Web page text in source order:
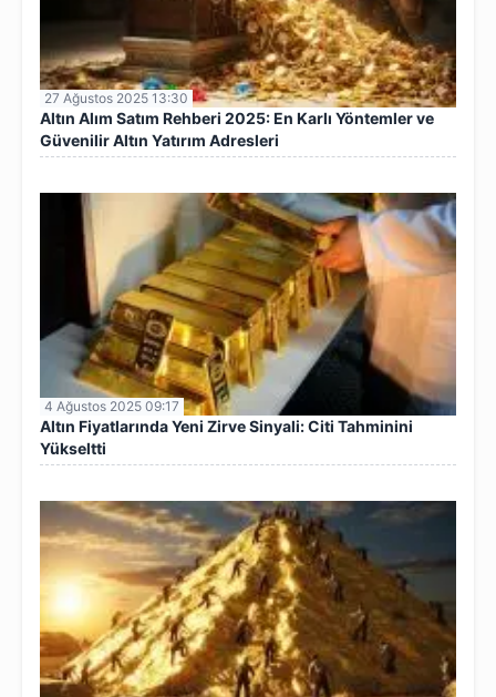
27 Ağustos 2025 13:30
Altın Alım Satım Rehberi 2025: En Karlı Yöntemler ve
Güvenilir Altın Yatırım Adresleri
4 Ağustos 2025 09:17
Altın Fiyatlarında Yeni Zirve Sinyali: Citi Tahminini
Yükseltti